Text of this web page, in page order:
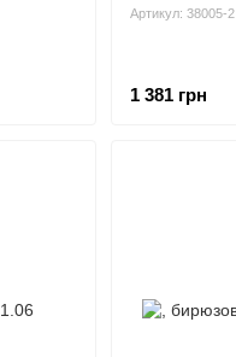
Артикул: 38005-2
1 381 грн